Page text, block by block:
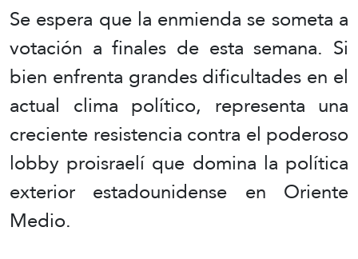
Se espera que la enmienda se someta a
votación a finales de esta semana. Si
bien enfrenta grandes dificultades en el
actual clima político, representa una
creciente resistencia contra el poderoso
lobby proisraelí que domina la política
exterior estadounidense en Oriente
Medio.